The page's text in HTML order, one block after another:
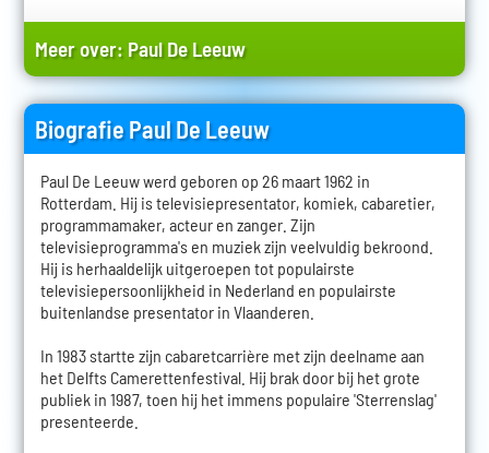
Meer over: Paul De Leeuw
Biografie Paul De Leeuw
Paul De Leeuw werd geboren op 26 maart 1962 in
Rotterdam. Hij is televisiepresentator, komiek, cabaretier,
programmamaker, acteur en zanger. Zijn
televisieprogramma's en muziek zijn veelvuldig bekroond.
Hij is herhaaldelijk uitgeroepen tot populairste
televisiepersoonlijkheid in Nederland en populairste
buitenlandse presentator in Vlaanderen.
In 1983 startte zijn cabaretcarrière met zijn deelname aan
het Delfts Camerettenfestival. Hij brak door bij het grote
publiek in 1987, toen hij het immens populaire 'Sterrenslag'
presenteerde.